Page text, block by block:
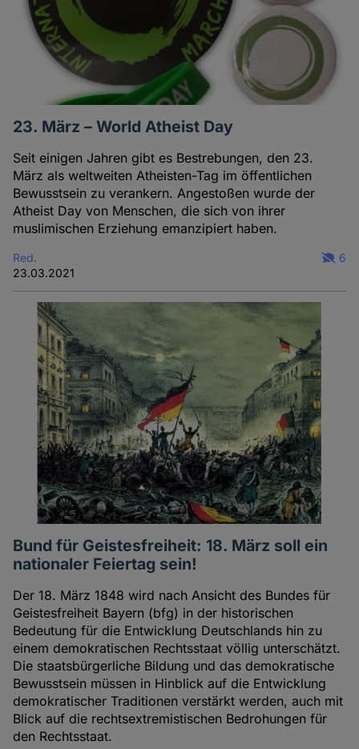
23. März – World Atheist Day
Seit einigen Jahren gibt es Bestrebungen, den 23.
März als weltweiten Atheisten-Tag im öffentlichen
Bewusstsein zu verankern. Angestoßen wurde der
Atheist Day von Menschen, die sich von ihrer
muslimischen Erziehung emanzipiert haben.
Red.
23.03.2021
6
Bund für Geistesfreiheit: 18. März soll ein
nationaler Feiertag sein!
Der 18. März 1848 wird nach Ansicht des Bundes für
Geistesfreiheit Bayern (bfg) in der historischen
Bedeutung für die Entwicklung Deutschlands hin zu
einem demokratischen Rechtsstaat völlig unterschätzt.
Die staatsbürgerliche Bildung und das demokratische
Bewusstsein müssen in Hinblick auf die Entwicklung
demokratischer Traditionen verstärkt werden, auch mit
Blick auf die rechtsextremistischen Bedrohungen für
den Rechtsstaat.